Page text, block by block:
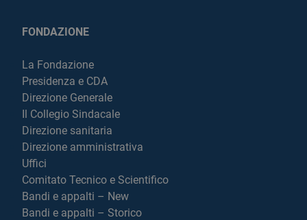
FONDAZIONE
La Fondazione
Presidenza e CDA
Direzione Generale
Il Collegio Sindacale
Direzione sanitaria
Direzione amministrativa
Uffici
Comitato Tecnico e Scientifico
Bandi e appalti – New
Bandi e appalti – Storico